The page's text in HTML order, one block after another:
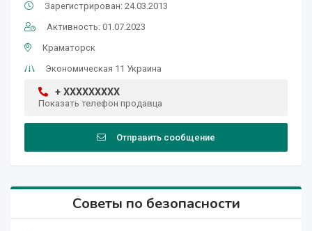
Зарегистрирован: 24.03.2013
Активность: 01.07.2023
Краматорск
Экономическая 11 Украина
+ XXXXXXXXX
Показать телефон продавца
Отправить сообщение
Советы по безопасности